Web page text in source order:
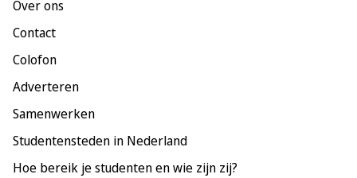
Over ons
Contact
Colofon
Adverteren
Samenwerken
Studentensteden in Nederland
Hoe bereik je studenten en wie zijn zij?